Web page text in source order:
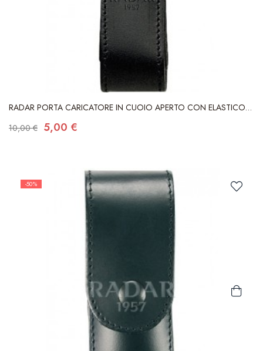
RADAR PORTA CARICATORE IN CUOIO APERTO CON ELASTICO
10,00 € 5,00 €
-50%